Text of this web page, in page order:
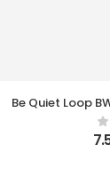
Be Quiet Loop